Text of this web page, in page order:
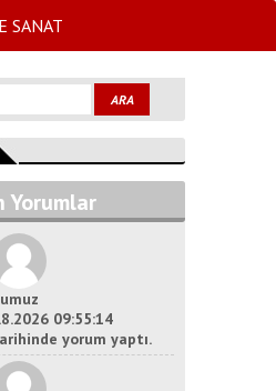
SANAT
GURUR
Yorumlar
09:55:14
yorum yaptı.